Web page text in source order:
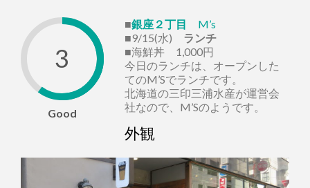
3
Good
■銀座２丁目
M’s
■9/15(水) ランチ
■海鮮丼 1,000円
今日のランチは、オープンした
てのM’Sでランチです。
北海道の三印三浦水産が運営会
社なので、M’Sのようです。
外観